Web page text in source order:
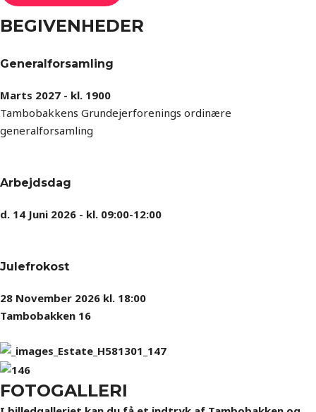
BEGIVENHEDER
Generalforsamling
Marts 2027 - kl. 1900
Tambobakkens Grundejerforenings ordinære
generalforsamling
Arbejdsdag
d. 14 Juni 2026 - kl. 09:00-12:00
Julefrokost
28 November 2026 kl. 18:00
Tambobakken 16
FOTOGALLERI